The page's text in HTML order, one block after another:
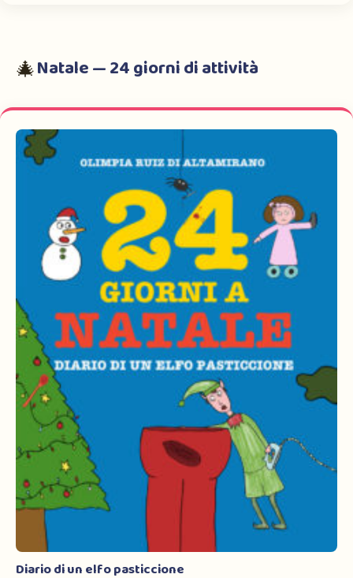
🎄Natale — 24 giorni di attività
Diario di un elfo pasticcione